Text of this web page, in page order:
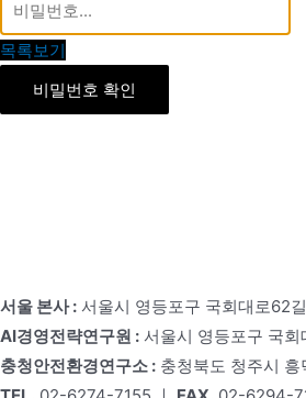
목록보기
비밀번호 확인
서울 본사 : 서울시 영등포구 국회대로62
AI경영전략연구원 : 서울시 영등포구 국
충청안전환경연구소 : 충청북도 청주시